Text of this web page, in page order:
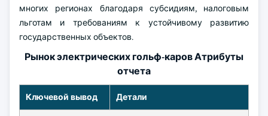
многих регионах благодаря субсидиям, налоговым
льготам и требованиям к устойчивому развитию
государственных объектов.
Рынок электрических гольф-каров Атрибуты
отчета
Ключевой вывод Детали